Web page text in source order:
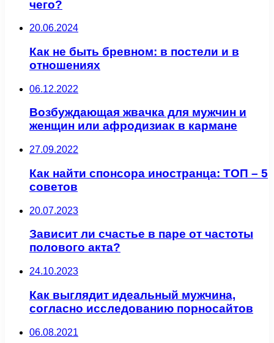
чего?
20.06.2024
Как не быть бревном: в постели и в
отношениях
06.12.2022
Возбуждающая жвачка для мужчин и
женщин или афродизиак в кармане
27.09.2022
Как найти спонсора иностранца: ТОП – 5
советов
20.07.2023
Зависит ли счастье в паре от частоты
полового акта?
24.10.2023
Как выглядит идеальный мужчина,
согласно исследованию порносайтов
06.08.2021